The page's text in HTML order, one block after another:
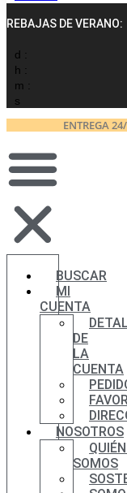
REBAJAS DE VERANO:
d :
h :
m :
s
ENTREGA
BUSCAR
MI
CUENTA
DE
LA
CUENTA
NOSOTROS
SOMOS